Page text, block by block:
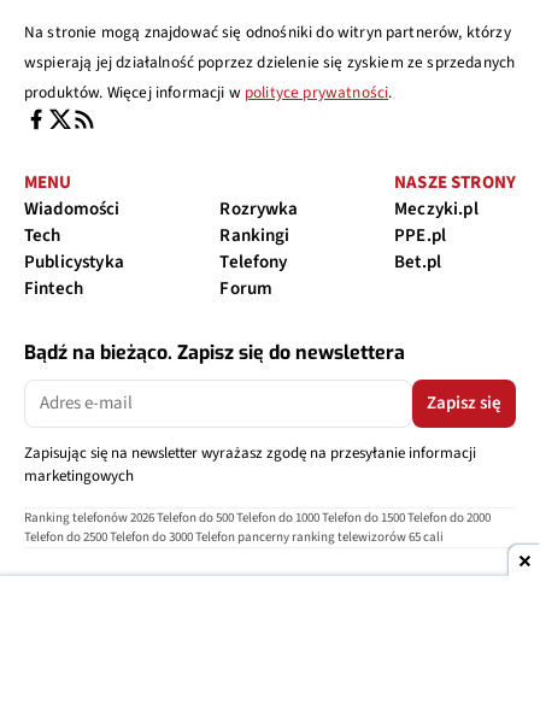
Na stronie mogą znajdować się odnośniki do witryn partnerów, którzy
wspierają jej działalność poprzez dzielenie się zyskiem ze sprzedanych
produktów. Więcej informacji w polityce prywatności.
MENU
Wiadomości
Tech
Publicystyka
Fintech
Rozrywka
Rankingi
Telefony
Forum
NASZE STRONY
Meczyki.pl
PPE.pl
Bet.pl
Bądź na bieżąco. Zapisz się do newslettera
Zapisz się
Zapisując się na newsletter wyrażasz zgodę na przesyłanie informacji
marketingowych
Ranking telefonów 2026Telefon do 500Telefon do 1000Telefon do 1500Telefon do 2000
Telefon do 2500Telefon do 3000Telefon pancerny ranking telewizorów 65 cali